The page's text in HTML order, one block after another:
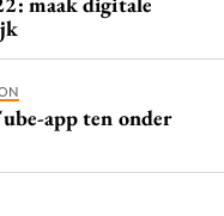
app ten onder